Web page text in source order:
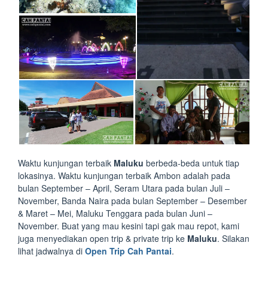
Waktu kunjungan terbaik Maluku berbeda-beda untuk tiap
lokasinya. Waktu kunjungan terbaik Ambon adalah pada
bulan September – April, Seram Utara pada bulan Juli –
November, Banda Naira pada bulan September – Desember
& Maret – Mei, Maluku Tenggara pada bulan Juni –
November. Buat yang mau kesini tapi gak mau repot, kami
juga menyediakan open trip & private trip ke Maluku. Silakan
lihat jadwalnya di Open Trip Cah Pantai.